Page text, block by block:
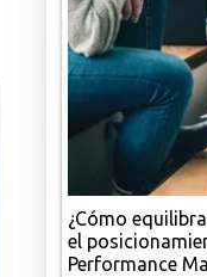
¿Cómo
el
Performance